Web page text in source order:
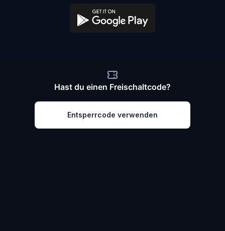
Hast du einen Freischaltcode?
Entsperrcode verwenden